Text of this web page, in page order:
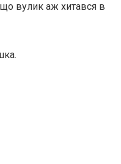
вулик аж хитався в